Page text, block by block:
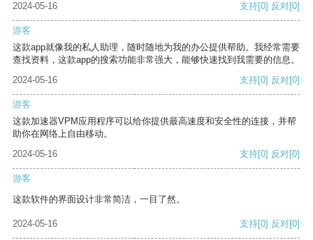
2024-05-16 支持[0] 反对[0]
游客
这款app就像我的私人助理，随时随地为我的办公提供帮助。我经常需要
查找资料，这款app的搜索功能非常强大，能够快速找到我需要的信息。
2024-05-16
支持[0] 反对[0]
游客
这款加速器VPM应用程序可以给你提供最高速度和安全性的连接，并帮
助你在网络上自由移动。
2024-05-16
支持[0] 反对[0]
游客
这款软件的界面设计非常简洁，一目了然。
2024-05-16 支持[0] 反对[0]